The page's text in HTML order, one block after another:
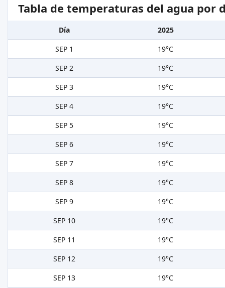
Tabla de temperaturas del agua por
Día
2025
SEP 1
19°C
SEP 2
19°C
SEP 3
19°C
SEP 4
19°C
SEP 5
19°C
SEP 6
19°C
SEP 7
19°C
SEP 8
19°C
SEP 9
19°C
SEP 10
19°C
SEP 11
19°C
SEP 12
19°C
SEP 13
19°C